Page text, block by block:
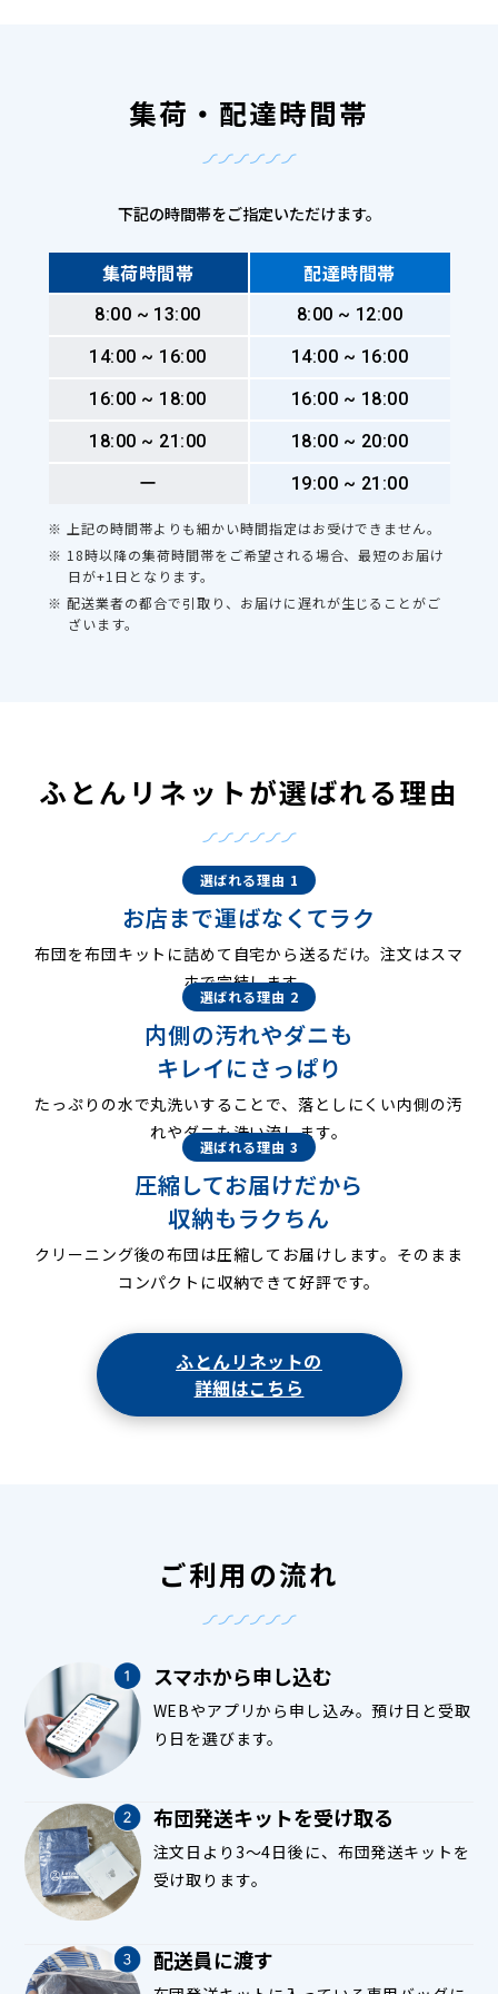
集荷・配達時間帯
下記の時間帯をご指定いただけます。
集荷時間帯 配達時間帯
8:00 ~ 13:00
8:00 ~ 12:00
14:00 ~ 16:00
14:00 ~ 16:00
16:00 ~ 18:00
16:00 ~ 18:00
18:00 ~ 21:00
18:00 ~ 20:00
ー
19:00 ~ 21:00
※ 上記の時間帯よりも細かい時間指定はお受けできません。
※ 18時以降の集荷時間帯をご希望される場合、最短のお届け
日が+1日となります。
※ 配送業者の都合で引取り、お届けに遅れが生じることがご
ざいます。
ふとんリネットが選ばれる理由
選ばれる理由 1
お店まで運ばなくてラク
布団を布団キットに詰めて自宅から送るだけ。注文はスマ
ホで完結します。
選ばれる理由 2
内側の汚れやダニも
キレイにさっぱり
たっぷりの水で丸洗いすることで、落としにくい内側の汚
れやダニも洗い流します。
選ばれる理由 3
圧縮してお届けだから
収納もラクちん
クリーニング後の布団は圧縮してお届けします。そのまま
コンパクトに収納できて好評です。
ふとんリネットの
詳細はこちら
ご利用の流れ
スマホから申し込む
WEBやアプリから申し込み。預け日と受取
り日を選びます。
布団発送キットを受け取る
注文日より3〜4日後に、布団発送キットを
受け取ります。
配送員に渡す